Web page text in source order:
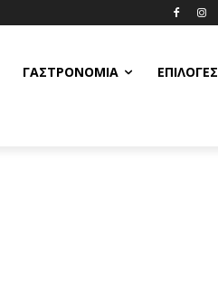
ΓΑΣΤΡΟΝΟΜΊΑ ΕΠΙΛΟΓΈΣ